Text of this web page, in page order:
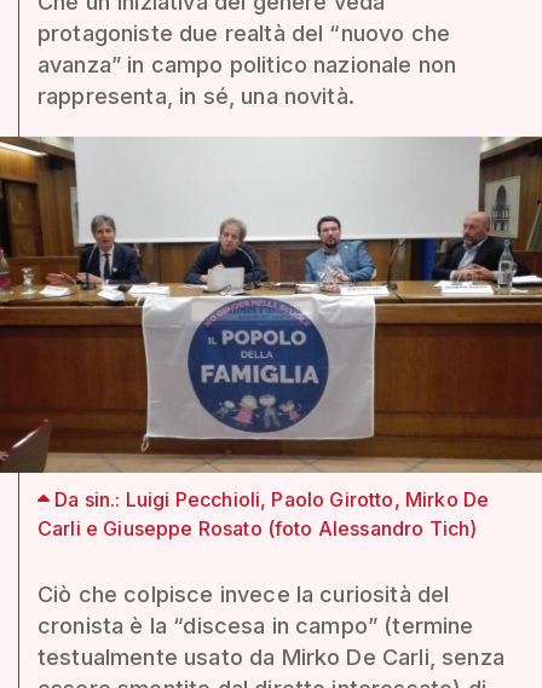
protagoniste due realtà del “nuovo che
avanza” in campo politico nazionale non
rappresenta, in sé, una novità.
Da sin.: Luigi Pecchioli, Paolo Girotto, Mirko De
Carli e Giuseppe Rosato (foto Alessandro Tich)
Ciò che colpisce invece la curiosità del
cronista è la “discesa in campo” (termine
testualmente usato da Mirko De Carli, senza